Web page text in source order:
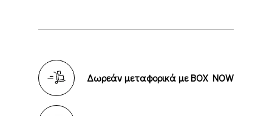
Δωρεάν μεταφορικά με BOX NOW